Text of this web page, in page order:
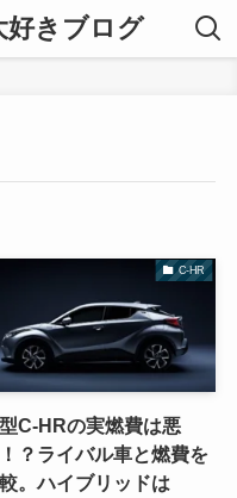
好きブログ
C-HR
C-HRの実燃費は悪
？ライバル車と燃費を
。ハイブリッドは